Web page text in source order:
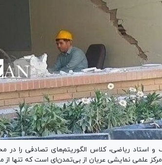
و استاد ریاضی، کلاس الگوریتم‌های تصادفی را
علمی نمایشی عریان از بی‌تمدن‌ای است که تنها